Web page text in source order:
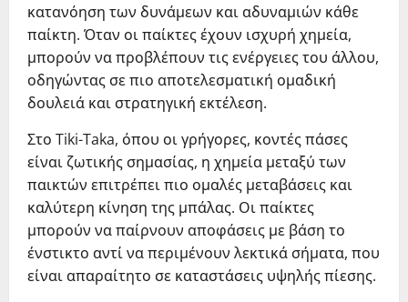
κατανόηση των δυνάμεων και αδυναμιών κάθε
παίκτη. Όταν οι παίκτες έχουν ισχυρή χημεία,
μπορούν να προβλέπουν τις ενέργειες του άλλου,
οδηγώντας σε πιο αποτελεσματική ομαδική
δουλειά και στρατηγική εκτέλεση.
Στο Tiki-Taka, όπου οι γρήγορες, κοντές πάσες
είναι ζωτικής σημασίας, η χημεία μεταξύ των
παικτών επιτρέπει πιο ομαλές μεταβάσεις και
καλύτερη κίνηση της μπάλας. Οι παίκτες
μπορούν να παίρνουν αποφάσεις με βάση το
ένστικτο αντί να περιμένουν λεκτικά σήματα, που
είναι απαραίτητο σε καταστάσεις υψηλής πίεσης.